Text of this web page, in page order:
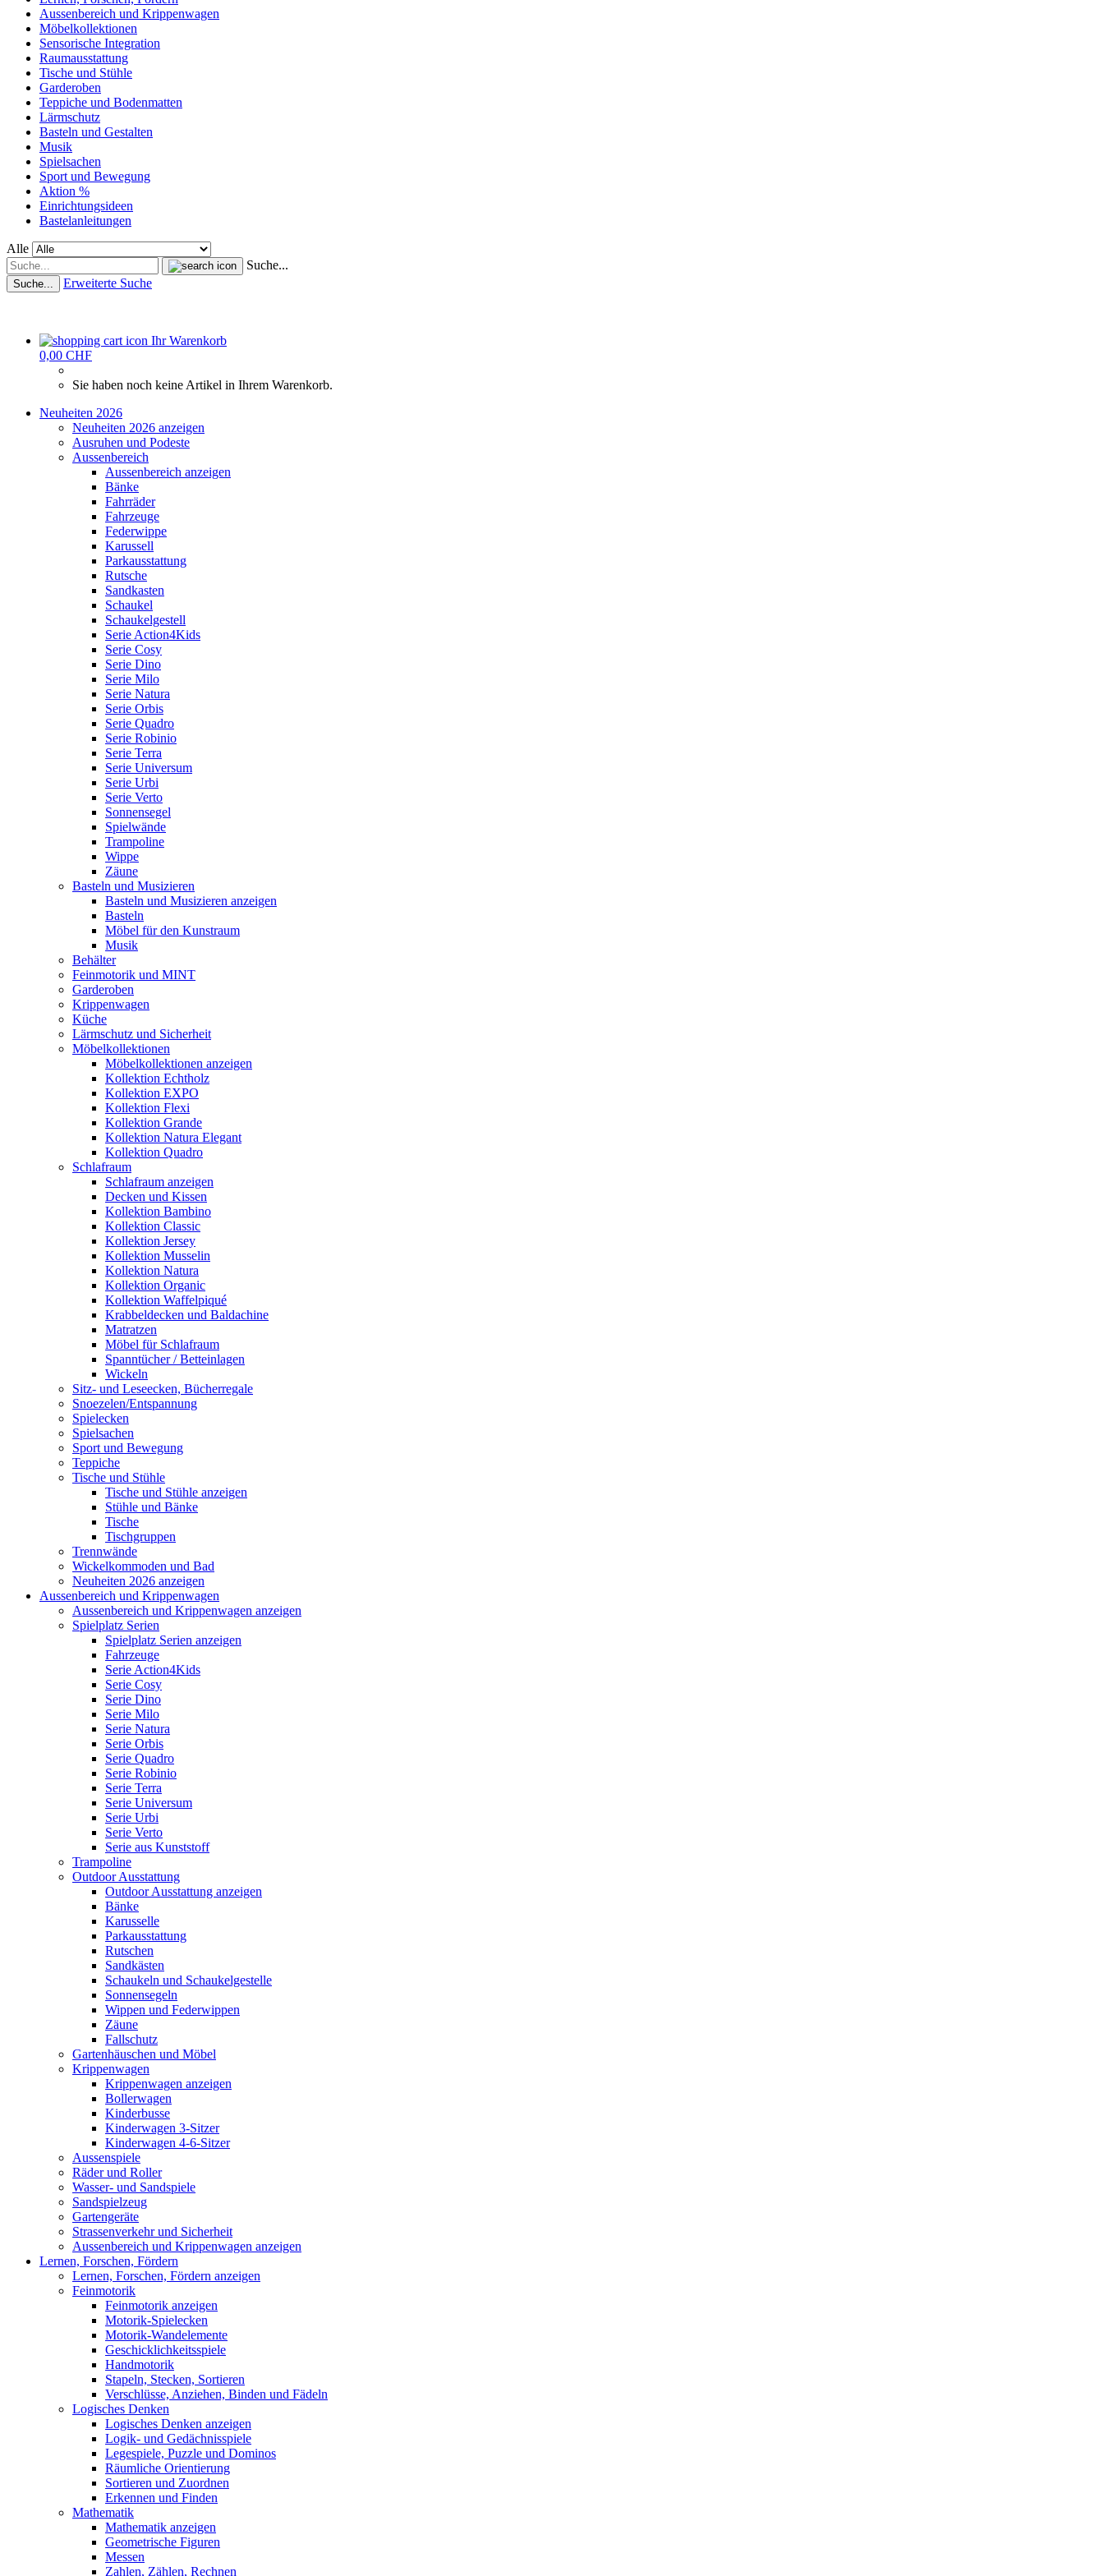
Aussenbereich und Krippenwagen
Möbelkollektionen
Sensorische Integration
Raumausstattung
Tische und Stühle
Garderoben
Teppiche und Bodenmatten
Lärmschutz
Basteln und Gestalten
Musik
Spielsachen
Sport und Bewegung
Aktion %
Einrichtungsideen
Bastelanleitungen
Alle
Suche...
Suche... Erweiterte Suche
Ihr Warenkorb
0,00 CHF
Sie haben noch keine Artikel in Ihrem Warenkorb.
Neuheiten 2026
Neuheiten 2026 anzeigen
Ausruhen und Podeste
Aussenbereich
Aussenbereich anzeigen
Bänke
Fahrräder
Fahrzeuge
Federwippe
Karussell
Parkausstattung
Rutsche
Sandkasten
Schaukel
Schaukelgestell
Serie Action4Kids
Serie Cosy
Serie Dino
Serie Milo
Serie Natura
Serie Orbis
Serie Quadro
Serie Robinio
Serie Terra
Serie Universum
Serie Urbi
Serie Verto
Sonnensegel
Spielwände
Trampoline
Wippe
Zäune
Basteln und Musizieren
Basteln und Musizieren anzeigen
Basteln
Möbel für den Kunstraum
Musik
Behälter
Feinmotorik und MINT
Garderoben
Krippenwagen
Küche
Lärmschutz und Sicherheit
Möbelkollektionen
Möbelkollektionen anzeigen
Kollektion Echtholz
Kollektion EXPO
Kollektion Flexi
Kollektion Grande
Kollektion Natura Elegant
Kollektion Quadro
Schlafraum
Schlafraum anzeigen
Decken und Kissen
Kollektion Bambino
Kollektion Classic
Kollektion Jersey
Kollektion Musselin
Kollektion Natura
Kollektion Organic
Kollektion Waffelpiqué
Krabbeldecken und Baldachine
Matratzen
Möbel für Schlafraum
Spanntücher / Betteinlagen
Wickeln
Sitz- und Leseecken, Bücherregale
Snoezelen/Entspannung
Spielecken
Spielsachen
Sport und Bewegung
Teppiche
Tische und Stühle
Tische und Stühle anzeigen
Stühle und Bänke
Tische
Tischgruppen
Trennwände
Wickelkommoden und Bad
Neuheiten 2026 anzeigen
Aussenbereich und Krippenwagen
Aussenbereich und Krippenwagen anzeigen
Spielplatz Serien
Spielplatz Serien anzeigen
Fahrzeuge
Serie Action4Kids
Serie Cosy
Serie Dino
Serie Milo
Serie Natura
Serie Orbis
Serie Quadro
Serie Robinio
Serie Terra
Serie Universum
Serie Urbi
Serie Verto
Serie aus Kunststoff
Trampoline
Outdoor Ausstattung
Outdoor Ausstattung anzeigen
Bänke
Karusselle
Parkausstattung
Rutschen
Sandkästen
Schaukeln und Schaukelgestelle
Sonnensegeln
Wippen und Federwippen
Zäune
Fallschutz
Gartenhäuschen und Möbel
Krippenwagen
Krippenwagen anzeigen
Bollerwagen
Kinderbusse
Kinderwagen 3-Sitzer
Kinderwagen 4-6-Sitzer
Aussenspiele
Räder und Roller
Wasser- und Sandspiele
Sandspielzeug
Gartengeräte
Strassenverkehr und Sicherheit
Aussenbereich und Krippenwagen anzeigen
Lernen, Forschen, Fördern
Lernen, Forschen, Fördern anzeigen
Feinmotorik
Feinmotorik anzeigen
Motorik-Spielecken
Motorik-Wandelemente
Geschicklichkeitsspiele
Handmotorik
Stapeln, Stecken, Sortieren
Verschlüsse, Anziehen, Binden und Fädeln
Logisches Denken
Logisches Denken anzeigen
Logik- und Gedächnisspiele
Legespiele, Puzzle und Dominos
Räumliche Orientierung
Sortieren und Zuordnen
Erkennen und Finden
Mathematik
Mathematik anzeigen
Geometrische Figuren
Messen
Zahlen, Zählen, Rechnen